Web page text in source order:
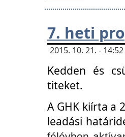
7. heti
2015. 10. 21. -
Kedden és
titeket.
A GHK kiírta a
leadási